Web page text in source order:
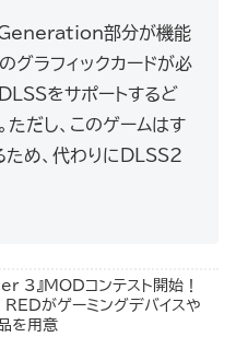
部分が機能
ラフィックカードが必
をサポートするど
ただし、このゲームはす
ため、代わりにDLSS2
3』MODコンテスト開始！
がゲーミングデバイスや
を用意